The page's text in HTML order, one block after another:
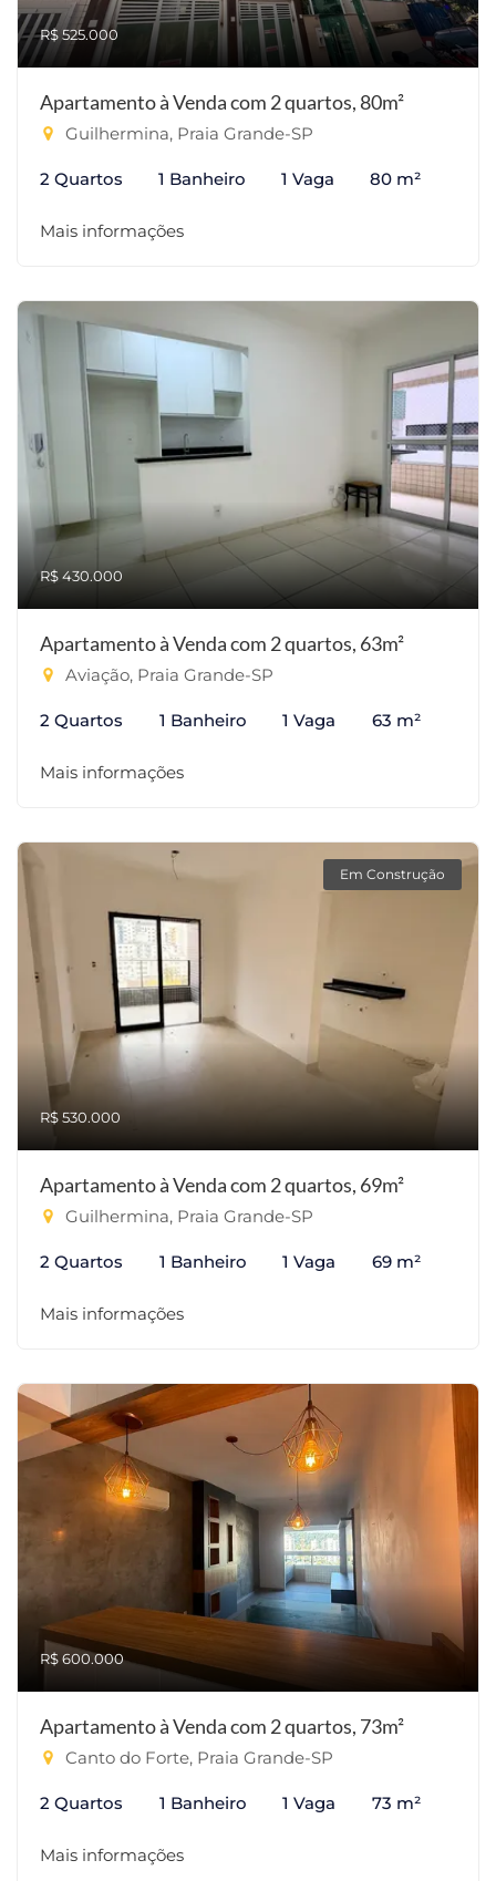
R$ 525.000
Apartamento à Venda com 2 quartos, 80m²
Guilhermina, Praia Grande-SP
2 Quartos 1 Banheiro 1 Vaga 80 m²
Mais informações
R$ 430.000
Apartamento à Venda com 2 quartos, 63m²
Aviação, Praia Grande-SP
2 Quartos 1 Banheiro 1 Vaga 63 m²
Mais informações
Em Construção
R$ 530.000
Apartamento à Venda com 2 quartos, 69m²
Guilhermina, Praia Grande-SP
2 Quartos 1 Banheiro 1 Vaga 69 m²
Mais informações
R$ 600.000
Apartamento à Venda com 2 quartos, 73m²
Canto do Forte, Praia Grande-SP
2 Quartos 1 Banheiro 1 Vaga 73 m²
Mais informações